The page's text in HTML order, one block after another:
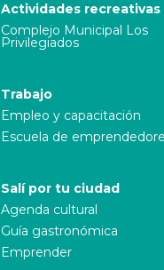
Actividades recreativas
Complejo Municipal Los
Privilegiados
Trabajo
Empleo y capacitación
Escuela de
Salí por tu ciudad
Agenda cultural
Guía gastronómica
Emprender